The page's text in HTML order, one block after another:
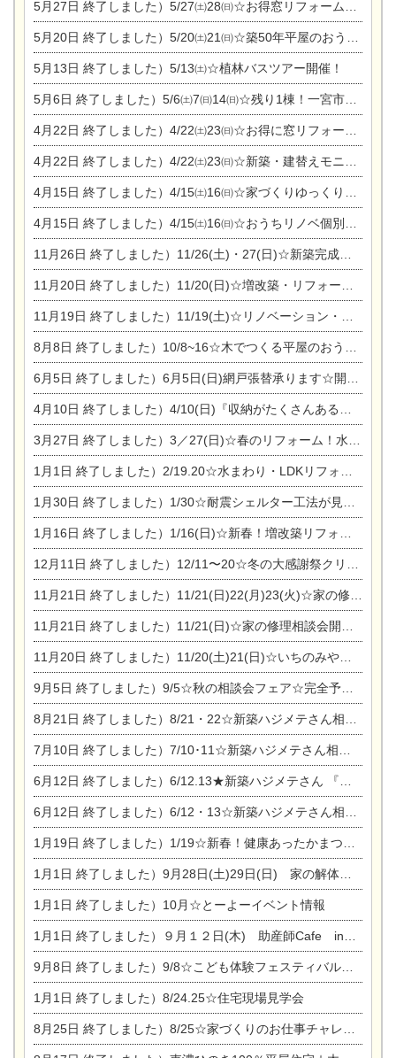
5月27日 終了しました）5/27㈯28㈰☆お得窓リフォーム個別相談会
5月20日 終了しました）5/20㈯21㈰☆築50年平屋のおうちリノベーション完成見学会
5月13日 終了しました）5/13㈯☆植林バスツアー開催！
5月6日 終了しました）5/6㈯7㈰14㈰☆残り1棟！一宮市限定モニター募集相談会(新築・建替え)
4月22日 終了しました）4/22㈯23㈰☆お得に窓リフォーム個別相談会
4月22日 終了しました）4/22㈯23㈰☆新築・建替えモニター募集個別相談会
4月15日 終了しました）4/15㈯16㈰☆家づくりゆっくりじっくり個別相談会
4月15日 終了しました）4/15㈯16㈰☆おうちリノベ個別相談会
11月26日 終了しました）11/26(土)・27(日)☆新築完成見学会 in一宮市あずら
11月20日 終了しました）11/20(日)☆増改築・リフォームまつり＆秋の味覚まつり＆芸術祭
11月19日 終了しました）11/19(土)☆リノベーション・家の修理まつり＆増改築・リフォームまつりin扶桑ゴルフ
8月8日 終了しました）10/8~16☆木でつくる平屋のおうちのつくり方【完全予約制】
6月5日 終了しました）6月5日(日)網戸張替承ります☆開催！
4月10日 終了しました）4/10(日)『収納がたくさんあるおうち現場見学会』
3月27日 終了しました）3／27(日)☆春のリフォーム！水まわりLDKリフォーム相談会&今がチャンス！エアコン相談会
1月1日 終了しました）2/19.20☆水まわり・LDKリフォーム相談会＆エアコン相談会
1月30日 終了しました）1/30☆耐震シェルター工法が見れる完成見学会
1月16日 終了しました）1/16(日)☆新春！増改築リフォーム&家の修理まつり
12月11日 終了しました）12/11〜20☆冬の大感謝祭クリスマス相談会開催
11月21日 終了しました）11/21(日)22(月)23(火)☆家の修理まつり＆増改築リフォーム相談会
11月21日 終了しました）11/21(日)☆家の修理相談会開催 in 扶桑オークビレッジ
11月20日 終了しました）11/20(土)21(日)☆いちのみや逸品市に出店します【ひのきのバラ販売】
9月5日 終了しました）9/5☆秋の相談会フェア☆完全予約制
8月21日 終了しました）8/21・22☆新築ハジメテさん相談会 『集まれ！農地に家を建てたい人！』
7月10日 終了しました）7/10･11☆新築ハジメテさん相談会 『集まれ！農地に家を建てたい人！』完全予約制
6月12日 終了しました）6/12.13★新築ハジメテさん 『木の家 現場体感見学会』
6月12日 終了しました）6/12・13☆新築ハジメテさん相談会『今ある土地に家を建てる際の注意点』
1月19日 終了しました）1/19☆新春！健康あったかまつり＆増改築リフォームまつり
1月1日 終了しました）9月28日(土)29日(日) 家の解体なんでも相談会
1月1日 終了しました）10月☆とーよーイベント情報
1月1日 終了しました）９月１２日(木) 助産師Cafe in東陽住建
9月8日 終了しました）9/8☆こども体験フェスティバル☆一宮市民会館
1月1日 終了しました）8/24.25☆住宅現場見学会
8月25日 終了しました）8/25☆家づくりのお仕事チャレンジ